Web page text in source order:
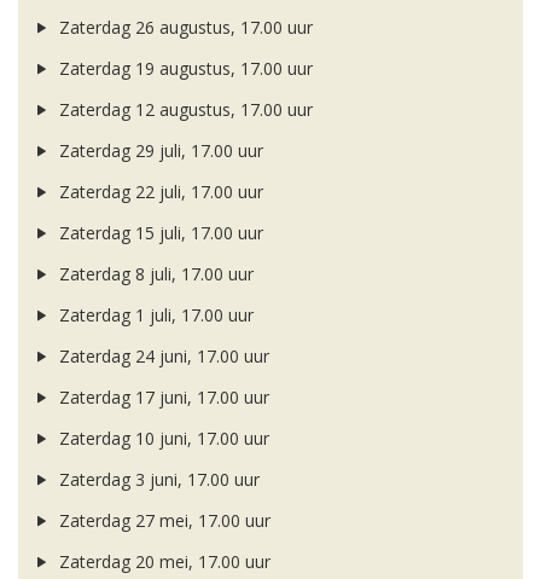
Zaterdag 26 augustus, 17.00 uur
Zaterdag 19 augustus, 17.00 uur
Zaterdag 12 augustus, 17.00 uur
Zaterdag 29 juli, 17.00 uur
Zaterdag 22 juli, 17.00 uur
Zaterdag 15 juli, 17.00 uur
Zaterdag 8 juli, 17.00 uur
Zaterdag 1 juli, 17.00 uur
Zaterdag 24 juni, 17.00 uur
Zaterdag 17 juni, 17.00 uur
Zaterdag 10 juni, 17.00 uur
Zaterdag 3 juni, 17.00 uur
Zaterdag 27 mei, 17.00 uur
Zaterdag 20 mei, 17.00 uur